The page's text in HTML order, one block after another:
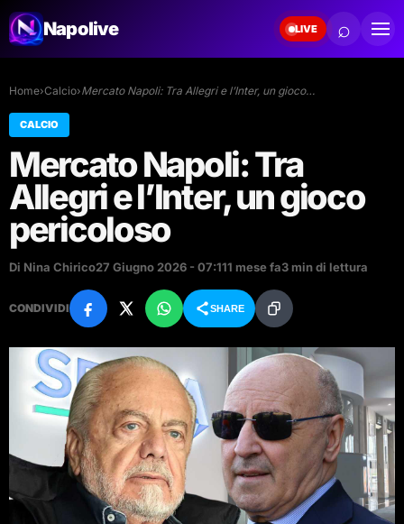
Napolive LIVE ⌕
Home›Calcio›Mercato Napoli: Tra Allegri e l’Inter, un gioco…
CALCIO
Mercato Napoli: Tra
Allegri e l’Inter, un gioco
pericoloso
Di Nina Chirico27 Giugno 2026 - 07:111 mese fa3 min di lettura
CONDIVIDI SHARE